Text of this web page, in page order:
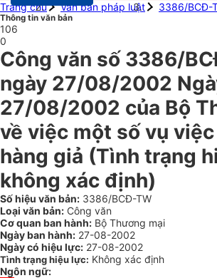
Trang chủ
Văn bản pháp luật 3386/BCĐ-
Thông tin văn bản
106
0
Công văn số 3386/
ngày 27/08/2002
27/08/2002 của Bộ
về việc một số vụ
hàng giả (Tình trạng
không xác định)
Số hiệu văn bản: 3386/BCĐ-TW
Loại văn bản: Công văn
Cơ quan ban hành: Bộ Thương mại
Ngày ban hành: 27-08-2002
Ngày có hiệu lực: 27-08-2002
Tình trạng hiệu lực: Không xác định
Ngôn ngữ: